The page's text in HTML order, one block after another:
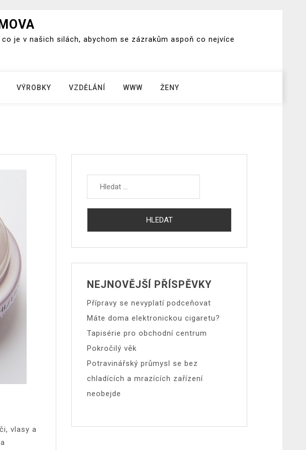
je v našich silách, abychom se zázrakům aspoň co nejvíce
VÝROBKY VZDĚLÁNÍ WWW ŽENY
vlasy a
Vyhledávání
NEJNOVĚJŠÍ PŘÍSPĚVKY
Přípravy se nevyplatí podceňovat
Máte doma elektronickou cigaretu?
Tapisérie pro obchodní centrum
Pokročilý věk
Potravinářský průmysl se bez
chladících a mrazících zařízení
neobejde